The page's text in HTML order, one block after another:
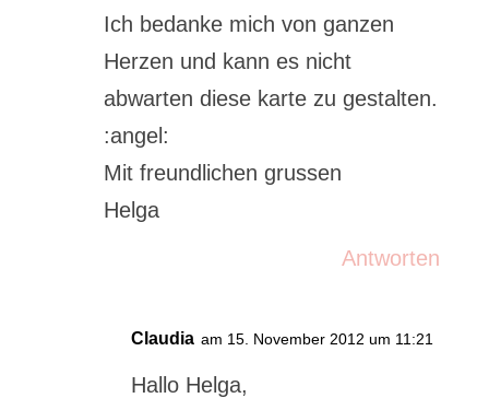
Ich bedanke mich von ganzen
Herzen und kann es nicht
abwarten diese karte zu gestalten.
:angel:
Mit freundlichen grussen
Helga
Antworten
Claudia am 15. November 2012 um 11:21
Hallo Helga,